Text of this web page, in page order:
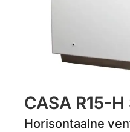
CASA R15-
Horisontaalne